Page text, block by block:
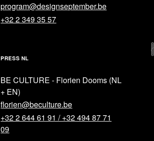
AIDE
Contact
program@designseptember.be
+32 2 349 35 57
PRESS NL
BE CULTURE - Florien Dooms (NL
+ EN)
florien@beculture.be
+32 2 644 61 91 / +32 494 87 71
09